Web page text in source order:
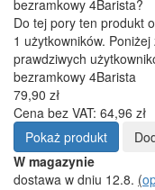
bezramkowy 4Barista?
Do tej pory ten produkt
1 użytkowników.
prawdziwych
bezramkowy 4Barista
79,90 zł
Cena bez VAT: 64,96 zł
Pokaż produkt
W magazynie
dostawa w dniu 12.8. (